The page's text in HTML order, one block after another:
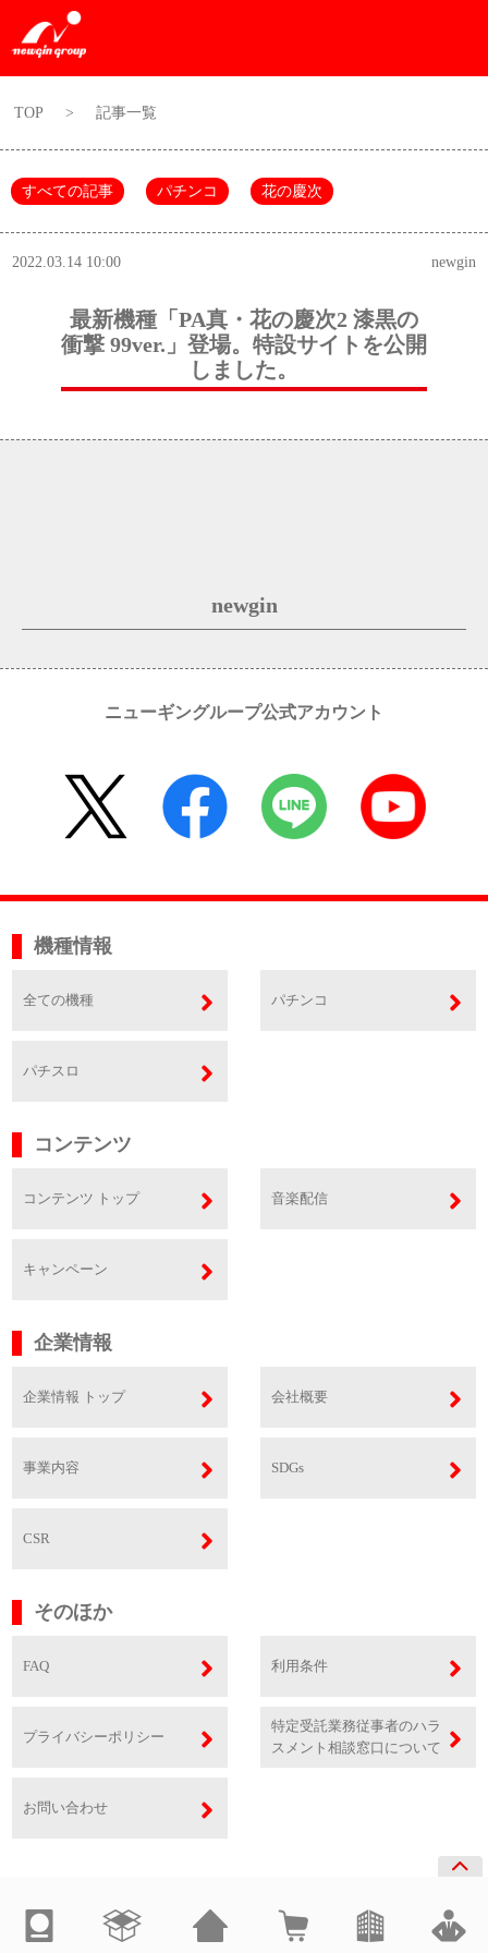
TOP > 記事一覧
すべての記事 パチンコ 花の慶次
2022.03.14 10:00 newgin
最新機種「PA真・花の慶次2 漆黒の
衝撃 99ver.」登場。特設サイトを公開
しました。
newgin
ニューギングループ公式アカウント
機種情報
全ての機種 パチンコ
パチスロ
コンテンツ
コンテンツ トップ 音楽配信
キャンペーン
企業情報
企業情報 トップ 会社概要
事業内容 SDGs
CSR
そのほか
FAQ 利用条件
プライバシーポリシー
特定受託業務従事者のハラ
スメント相談窓口について
お問い合わせ